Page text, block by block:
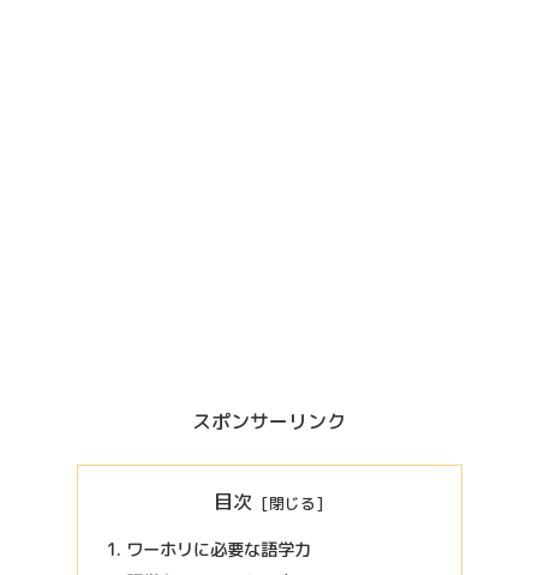
スポンサーリンク
目次
ワーホリに必要な語学力